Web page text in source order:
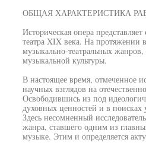
ОБЩАЯ ХАРАКТЕРИСТИКА
Историческая опера
театра XIX века. На протяжении
музыкально-театральных
музыкальной культуры.
В настоящее время, отмеченное
научных взглядов на
Освободившись из под
духовных ценностей и в поисках
Здесь несомненный
жанра, ставшего одним из
музыке. Этим и определяется